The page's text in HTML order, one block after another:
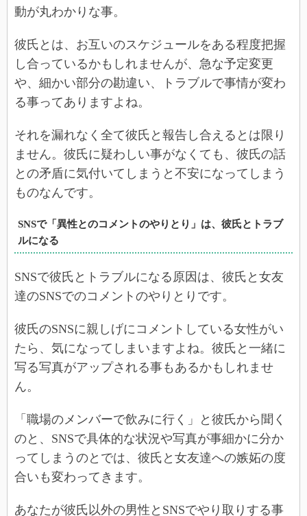
動が丸わかりな事。
彼氏とは、お互いのスケジュールをある程度把握
し合っているかもしれませんが、急な予定変更
や、細かい部分の勘違い、トラブルで事情が変わ
る事ってありますよね。
それを漏れなく全て彼氏と報告し合えるとは限り
ません。彼氏に疑わしい事がなくても、彼氏の話
との矛盾に気付いてしまうと不安になってしまう
ものなんです。
SNSで「異性とのコメントのやりとり」は、彼氏とトラブ
ルになる
SNSで彼氏とトラブルになる原因は、彼氏と女友
達のSNSでのコメントのやりとりです。
彼氏のSNSに親しげにコメントしている女性がい
たら、気になってしまいますよね。彼氏と一緒に
写る写真がアップされる事もあるかもしれませ
ん。
「職場のメンバーで飲みに行く」と彼氏から聞く
のと、SNSで具体的な状況や写真が事細かに分か
ってしまうのとでは、彼氏と女友達への嫉妬の度
合いも変わってきます。
あなたが彼氏以外の男性とSNSでやり取りする事